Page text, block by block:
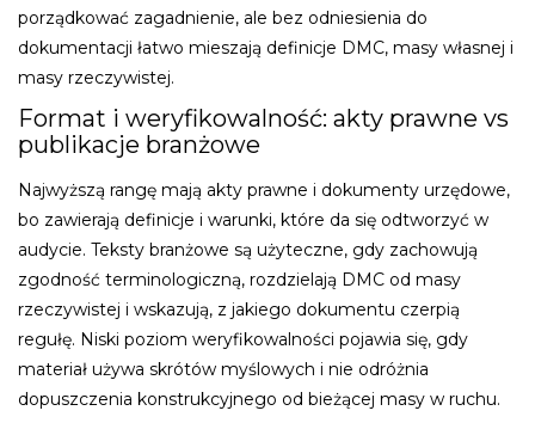
porządkować zagadnienie, ale bez odniesienia do
dokumentacji łatwo mieszają definicje DMC, masy własnej i
masy rzeczywistej.
Format i weryfikowalność: akty prawne vs
publikacje branżowe
Najwyższą rangę mają akty prawne i dokumenty urzędowe,
bo zawierają definicje i warunki, które da się odtworzyć w
audycie. Teksty branżowe są użyteczne, gdy zachowują
zgodność terminologiczną, rozdzielają DMC od masy
rzeczywistej i wskazują, z jakiego dokumentu czerpią
regułę. Niski poziom weryfikowalności pojawia się, gdy
materiał używa skrótów myślowych i nie odróżnia
dopuszczenia konstrukcyjnego od bieżącej masy w ruchu.